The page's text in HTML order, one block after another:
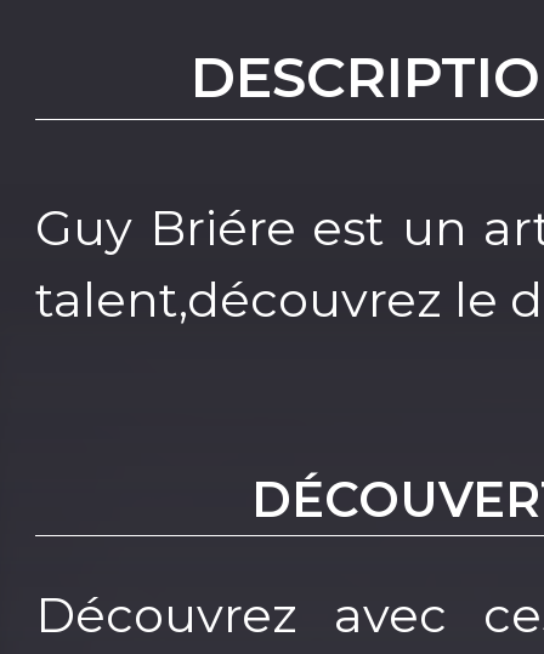
Guy Briére est un
talent,découvrez le
Découvrez avec